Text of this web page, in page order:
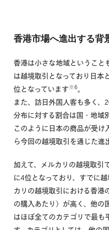
香港市場へ進出する背
香港は小さな地域ということ
は越境取引となっており日本
位となっています※6。
また、訪日外国人客も多く、
分布に対する割合は国・地域
このように日本の商品が受け
ら今回の越境取引を通じた進
加えて、メルカリの越境取引
に4位となっており、すでに
カリの越境取引における香港
の購入あたり）が高く、他の
はほぼ全てのカテゴリで最も